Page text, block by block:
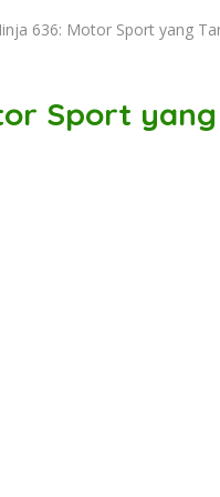
636: Motor Sport yang
Sport